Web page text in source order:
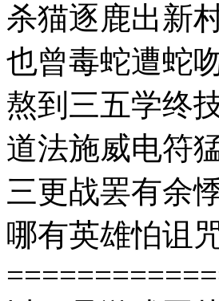
杀猫逐鹿出
也曾毒蛇遭蛇
熬到三五学
道法施威电
三更战罢有
哪有英雄怕